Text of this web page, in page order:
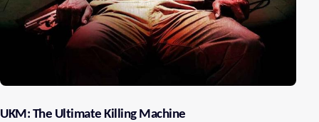
UKM: The Ultimate Killing Machine